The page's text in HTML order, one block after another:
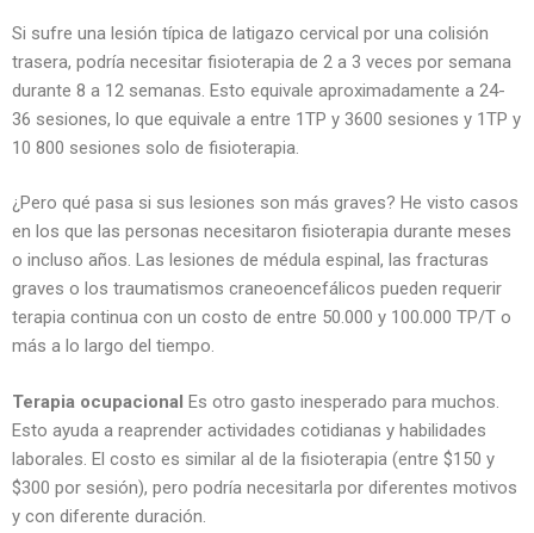
Si sufre una lesión típica de latigazo cervical por una colisión
trasera, podría necesitar fisioterapia de 2 a 3 veces por semana
durante 8 a 12 semanas. Esto equivale aproximadamente a 24-
36 sesiones, lo que equivale a entre 1TP y 3600 sesiones y 1TP y
10 800 sesiones solo de fisioterapia.
¿Pero qué pasa si sus lesiones son más graves? He visto casos
en los que las personas necesitaron fisioterapia durante meses
o incluso años. Las lesiones de médula espinal, las fracturas
graves o los traumatismos craneoencefálicos pueden requerir
terapia continua con un costo de entre 50.000 y 100.000 TP/T o
más a lo largo del tiempo.
Terapia ocupacional Es otro gasto inesperado para muchos.
Esto ayuda a reaprender actividades cotidianas y habilidades
laborales. El costo es similar al de la fisioterapia (entre $150 y
$300 por sesión), pero podría necesitarla por diferentes motivos
y con diferente duración.